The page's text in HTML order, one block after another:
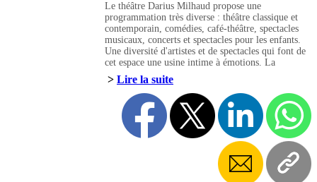
Le théâtre Darius Milhaud propose une
programmation très diverse : théâtre classique et
contemporain, comédies, café-théâtre, spectacles
musicaux, concerts et spectacles pour les enfants.
Une diversité d'artistes et de spectacles qui font de
cet espace une usine intime à émotions. La
'théâtrothèque', idée ingénieuse, adapte des textes
référents de la littérature française et étrangère afin
d'en faciliter l'accès au plus grand nombre. Ainsi,
de grands écrivains, projetés sur le devant de la
scène touchent un public nouveau qui découvre,
sous un nouveau jour, l'amour de la littérature. Des
cours de théâtre sont également dispensés, pour
adultes et pour enfants et finissent de faire du
théâtre Darius Milhaud un havre exceptionnel de
chaleur et de partage au coeur du populaire 19e
> Lire la suite